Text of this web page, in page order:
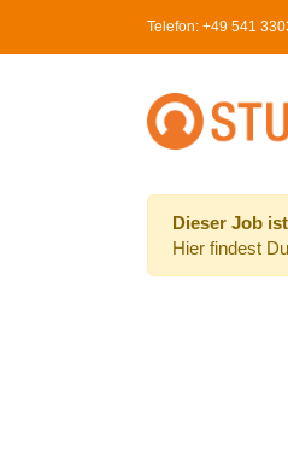
Telefon: +49 541
Dieser Job
Hier findest